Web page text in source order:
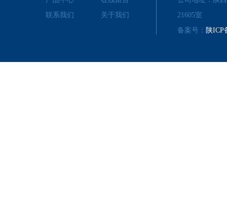
联系我们
关于我们
21605室
备案号： 陕ICP